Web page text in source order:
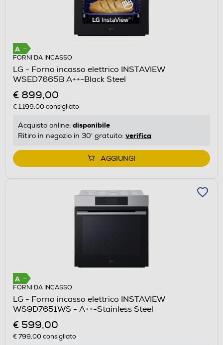
FORNI DA INCASSO
LG - Forno incasso elettrico INSTAVIEW
WSED7665B A++-Black Steel
€ 899,00
€ 1.199,00consigliato
Acquisto online: disponibile
Ritiro in negozio in 30' gratuito: verifica
AGGIUNGI
FORNI DA INCASSO
LG - Forno incasso elettrico INSTAVIEW
WS9D7651WS - A++-Stainless Steel
€ 599,00
€ 799,00consigliato